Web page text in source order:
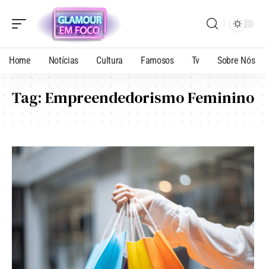
Home Notícias Cultura Famosos Tv Sobre Nós
Tag:Empreendedorismo Feminino